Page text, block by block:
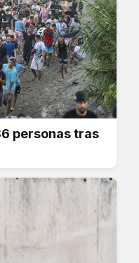
personas tras